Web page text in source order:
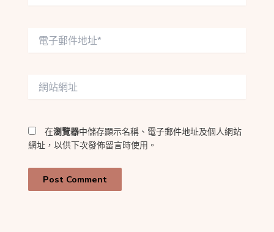
在瀏覽器中儲存顯示名稱、電子郵件地址及個人網站
網址，以供下次發佈留言時使用。